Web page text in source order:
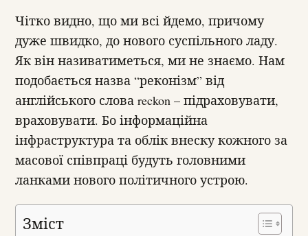
Чітко видно, що ми всі йдемо, причому
дуже швидко, до нового суспільного ладу.
Як він називатиметься, ми не знаємо. Нам
подобається назва “реконізм” від
англійського слова reckon – підраховувати,
враховувати. Бо інформаційна
інфраструктура та облік внеску кожного за
масової співпраці будуть головними
ланками нового політичного устрою.
Зміст